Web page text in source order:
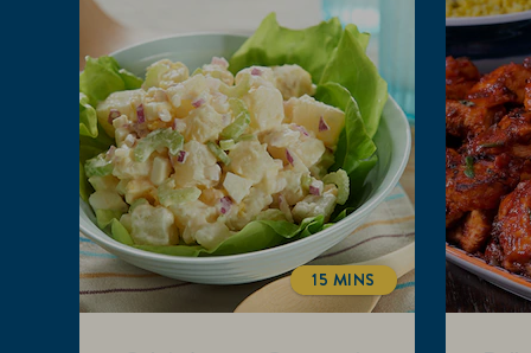
COOKINGTIME
15 MINS